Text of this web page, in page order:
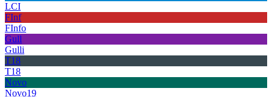
LCI
FInf
FInfo
Gull
Gulli
T18
T18
Novo
Novo19